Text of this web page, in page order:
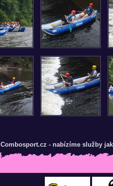
Combosport.cz - nabízíme služby